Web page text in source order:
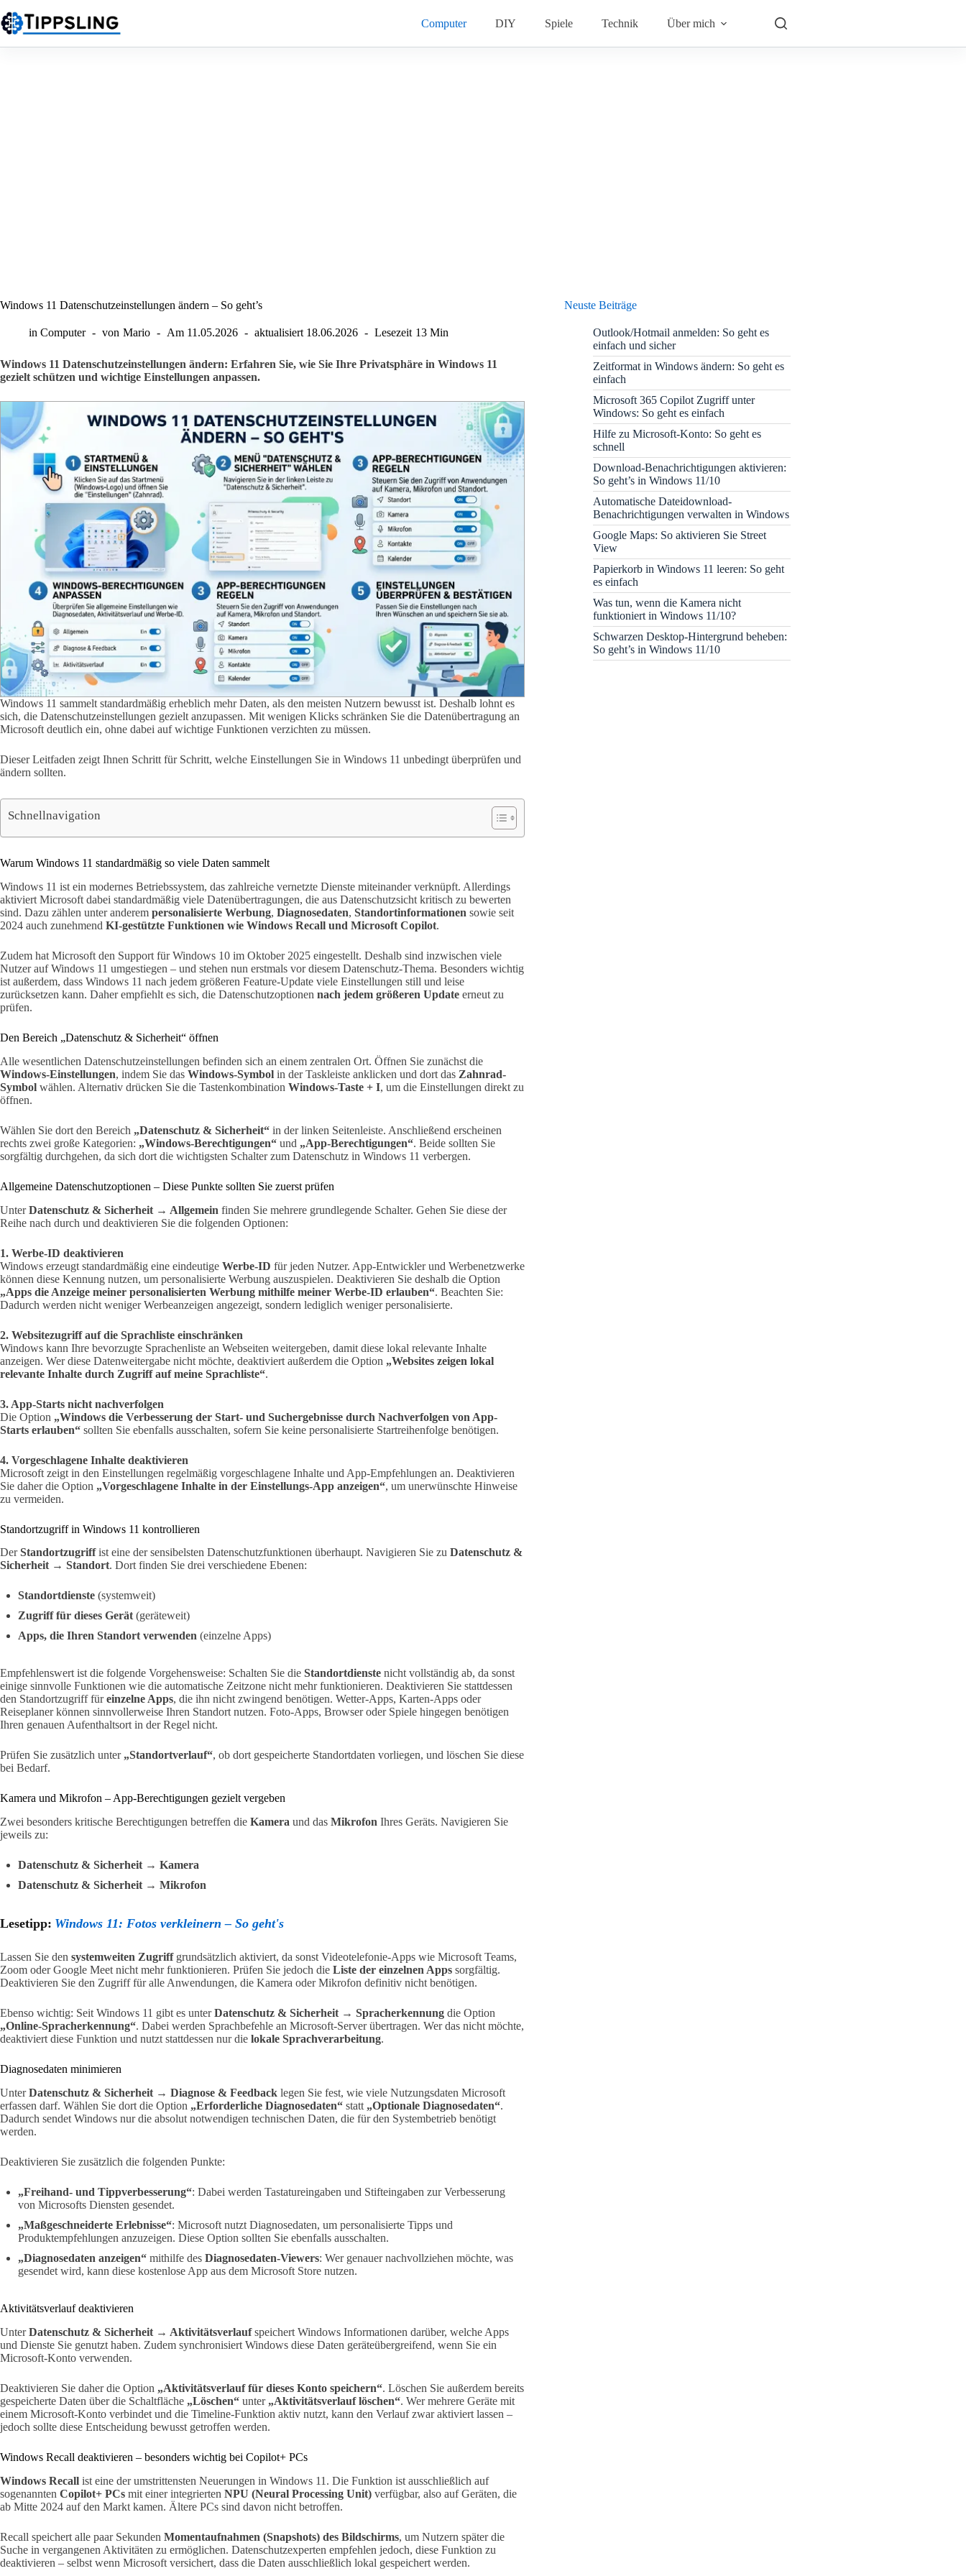
Inhalt
springen
Computer DIY Spiele Technik Über mich
Windows 11 Datenschutzeinstellungen ändern – So geht’s
in Computer von Mario Am 11.05.2026 aktualisiert 18.06.2026 Lesezeit 13 Min
Windows 11 Datenschutzeinstellungen ändern: Erfahren Sie, wie Sie Ihre Privatsphäre in Windows 11
gezielt schützen und wichtige Einstellungen anpassen.
Windows 11 sammelt standardmäßig erheblich mehr Daten, als den meisten Nutzern bewusst ist. Deshalb lohnt es
sich, die Datenschutzeinstellungen gezielt anzupassen. Mit wenigen Klicks schränken Sie die Datenübertragung an
Microsoft deutlich ein, ohne dabei auf wichtige Funktionen verzichten zu müssen.
Dieser Leitfaden zeigt Ihnen Schritt für Schritt, welche Einstellungen Sie in Windows 11 unbedingt überprüfen und
ändern sollten.
Schnellnavigation
Warum Windows 11 standardmäßig so viele Daten sammelt
Windows 11 ist ein modernes Betriebssystem, das zahlreiche vernetzte Dienste miteinander verknüpft. Allerdings
aktiviert Microsoft dabei standardmäßig viele Datenübertragungen, die aus Datenschutzsicht kritisch zu bewerten
sind. Dazu zählen unter anderem personalisierte Werbung, Diagnosedaten, Standortinformationen sowie seit
2024 auch zunehmend KI-gestützte Funktionen wie Windows Recall und Microsoft Copilot.
Zudem hat Microsoft den Support für Windows 10 im Oktober 2025 eingestellt. Deshalb sind inzwischen viele
Nutzer auf Windows 11 umgestiegen – und stehen nun erstmals vor diesem Datenschutz-Thema. Besonders wichtig
ist außerdem, dass Windows 11 nach jedem größeren Feature-Update viele Einstellungen still und leise
zurücksetzen kann. Daher empfiehlt es sich, die Datenschutzoptionen nach jedem größeren Update erneut zu
prüfen.
Den Bereich „Datenschutz & Sicherheit“ öffnen
Alle wesentlichen Datenschutzeinstellungen befinden sich an einem zentralen Ort. Öffnen Sie zunächst die
Windows-Einstellungen, indem Sie das Windows-Symbol in der Taskleiste anklicken und dort das Zahnrad-
Symbol wählen. Alternativ drücken Sie die Tastenkombination Windows-Taste + I, um die Einstellungen direkt zu
öffnen.
Wählen Sie dort den Bereich „Datenschutz & Sicherheit“ in der linken Seitenleiste. Anschließend erscheinen
rechts zwei große Kategorien: „Windows-Berechtigungen“ und „App-Berechtigungen“. Beide sollten Sie
sorgfältig durchgehen, da sich dort die wichtigsten Schalter zum Datenschutz in Windows 11 verbergen.
Allgemeine Datenschutzoptionen – Diese Punkte sollten Sie zuerst prüfen
UnterDatenschutz & Sicherheit → Allgemein finden Sie mehrere grundlegende Schalter. Gehen Sie diese der
Reihe nach durch und deaktivieren Sie die folgenden Optionen:
1. Werbe-ID deaktivieren
Windows erzeugt standardmäßig eine eindeutige Werbe-ID für jeden Nutzer. App-Entwickler und Werbenetzwerke
können diese Kennung nutzen, um personalisierte Werbung auszuspielen. Deaktivieren Sie deshalb die Option
„Apps die Anzeige meiner personalisierten Werbung mithilfe meiner Werbe-ID erlauben“. Beachten Sie:
Dadurch werden nicht weniger Werbeanzeigen angezeigt, sondern lediglich weniger personalisierte.
2. Websitezugriff auf die Sprachliste einschränken
Windows kann Ihre bevorzugte Sprachenliste an Webseiten weitergeben, damit diese lokal relevante Inhalte
anzeigen. Wer diese Datenweitergabe nicht möchte, deaktiviert außerdem die Option „Websites zeigen lokal
relevante Inhalte durch Zugriff auf meine Sprachliste“.
3. App-Starts nicht nachverfolgen
Die Option „Windows die Verbesserung der Start- und Suchergebnisse durch Nachverfolgen von App-
Starts erlauben“ sollten Sie ebenfalls ausschalten, sofern Sie keine personalisierte Startreihenfolge benötigen.
4. Vorgeschlagene Inhalte deaktivieren
Microsoft zeigt in den Einstellungen regelmäßig vorgeschlagene Inhalte und App-Empfehlungen an. Deaktivieren
Sie daher die Option „Vorgeschlagene Inhalte in der Einstellungs-App anzeigen“, um unerwünschte Hinweise
zu vermeiden.
Standortzugriff in Windows 11 kontrollieren
DerStandortzugriffist eine der sensibelsten Datenschutzfunktionen überhaupt. Navigieren Sie zu Datenschutz &
Sicherheit → Standort. Dort finden Sie drei verschiedene Ebenen:
Standortdienste (systemweit)
Zugriff für dieses Gerät (geräteweit)
Apps, die Ihren Standort verwenden (einzelne Apps)
Empfehlenswert ist die folgende Vorgehensweise: Schalten Sie die Standortdienste nicht vollständig ab, da sonst
einige sinnvolle Funktionen wie die automatische Zeitzone nicht mehr funktionieren. Deaktivieren Sie stattdessen
den Standortzugriff füreinzelne Apps, die ihn nicht zwingend benötigen. Wetter-Apps, Karten-Apps oder
Reiseplaner können sinnvollerweise Ihren Standort nutzen. Foto-Apps, Browser oder Spiele hingegen benötigen
Ihren genauen Aufenthaltsort in der Regel nicht.
Prüfen Sie zusätzlich unter „Standortverlauf“, ob dort gespeicherte Standortdaten vorliegen, und löschen Sie diese
bei Bedarf.
Kamera und Mikrofon – App-Berechtigungen gezielt vergeben
Zwei besonders kritische Berechtigungen betreffen die Kamera und das Mikrofon Ihres Geräts. Navigieren Sie
jeweils zu:
Datenschutz & Sicherheit → Kamera
Datenschutz & Sicherheit → Mikrofon
Lesetipp: Windows 11: Fotos verkleinern – So geht's
Lassen Sie den systemweiten Zugriffgrundsätzlich aktiviert, da sonst Videotelefonie-Apps wie Microsoft Teams,
Zoom oder Google Meet nicht mehr funktionieren. Prüfen Sie jedoch die Liste der einzelnen Apps sorgfältig.
Deaktivieren Sie den Zugriff für alle Anwendungen, die Kamera oder Mikrofon definitiv nicht benötigen.
Ebenso wichtig: Seit Windows 11 gibt es unterDatenschutz & Sicherheit → Spracherkennung die Option
„Online-Spracherkennung“. Dabei werden Sprachbefehle an Microsoft-Server übertragen. Wer das nicht möchte,
deaktiviert diese Funktion und nutzt stattdessen nur die lokale Sprachverarbeitung.
Diagnosedaten minimieren
UnterDatenschutz & Sicherheit → Diagnose & Feedback legen Sie fest, wie viele Nutzungsdaten Microsoft
erfassen darf. Wählen Sie dort die Option „Erforderliche Diagnosedaten“ statt „Optionale Diagnosedaten“.
Dadurch sendet Windows nur die absolut notwendigen technischen Daten, die für den Systembetrieb benötigt
werden.
Deaktivieren Sie zusätzlich die folgenden Punkte:
„Freihand- und Tippverbesserung“: Dabei werden Tastatureingaben und Stifteingaben zur Verbesserung
von Microsofts Diensten gesendet.
„Maßgeschneiderte Erlebnisse“: Microsoft nutzt Diagnosedaten, um personalisierte Tipps und
Produktempfehlungen anzuzeigen. Diese Option sollten Sie ebenfalls ausschalten.
„Diagnosedaten anzeigen“ mithilfe des Diagnosedaten-Viewers: Wer genauer nachvollziehen möchte, was
gesendet wird, kann diese kostenlose App aus dem Microsoft Store nutzen.
Aktivitätsverlauf deaktivieren
UnterDatenschutz & Sicherheit → Aktivitätsverlaufspeichert Windows Informationen darüber, welche Apps
und Dienste Sie genutzt haben. Zudem synchronisiert Windows diese Daten geräteübergreifend, wenn Sie ein
Microsoft-Konto verwenden.
Deaktivieren Sie daher die Option „Aktivitätsverlauf für dieses Konto speichern“. Löschen Sie außerdem bereits
gespeicherte Daten über die Schaltfläche „Löschen“ unter „Aktivitätsverlauf löschen“. Wer mehrere Geräte mit
einem Microsoft-Konto verbindet und die Timeline-Funktion aktiv nutzt, kann den Verlauf zwar aktiviert lassen –
jedoch sollte diese Entscheidung bewusst getroffen werden.
Windows Recall deaktivieren – besonders wichtig bei Copilot+ PCs
Windows Recall ist eine der umstrittensten Neuerungen in Windows 11. Die Funktion ist ausschließlich auf
sogenannten Copilot+ PCs mit einer integrierten NPU (Neural Processing Unit) verfügbar, also auf Geräten, die
ab Mitte 2024 auf den Markt kamen. Ältere PCs sind davon nicht betroffen.
Recall speichert alle paar Sekunden Momentaufnahmen (Snapshots) des Bildschirms, um Nutzern später die
Suche in vergangenen Aktivitäten zu ermöglichen. Datenschutzexperten empfehlen jedoch, diese Funktion zu
deaktivieren – selbst wenn Microsoft versichert, dass die Daten ausschließlich lokal gespeichert werden.
Neuste Beiträge
Outlook/Hotmail anmelden: So geht es
einfach und sicher
Zeitformat in Windows ändern: So geht es
einfach
Microsoft 365 Copilot Zugriff unter
Windows: So geht es einfach
Hilfe zu Microsoft-Konto: So geht es
schnell
Download-Benachrichtigungen aktivieren:
So geht’s in Windows 11/10
Automatische Dateidownload-
Benachrichtigungen verwalten in Windows
Google Maps: So aktivieren Sie Street
View
Papierkorb in Windows 11 leeren: So geht
es einfach
Was tun, wenn die Kamera nicht
funktioniert in Windows 11/10?
Schwarzen Desktop-Hintergrund beheben:
So geht’s in Windows 11/10